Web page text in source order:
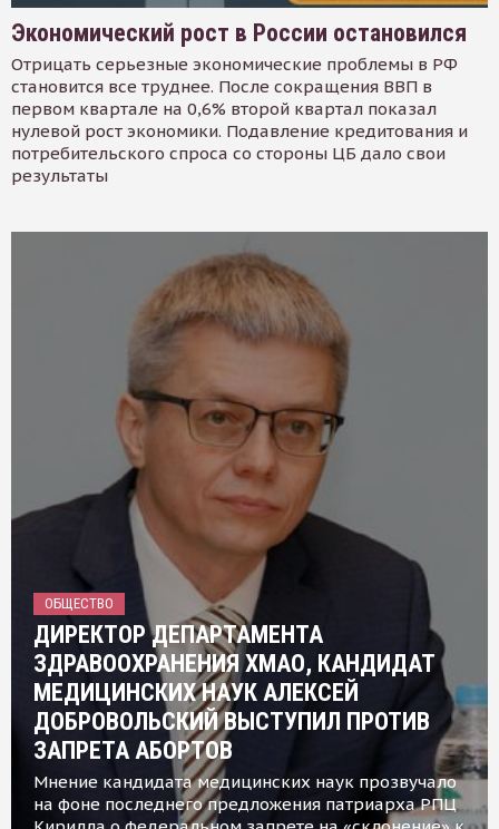
Экономический рост в России остановился
Отрицать серьезные экономические проблемы в РФ
становится все труднее. После сокращения ВВП в
первом квартале на 0,6% второй квартал показал
нулевой рост экономики. Подавление кредитования и
потребительского спроса со стороны ЦБ дало свои
результаты
ОБЩЕСТВО
ДИРЕКТОР ДЕПАРТАМЕНТА
ЗДРАВООХРАНЕНИЯ ХМАО, КАНДИДАТ
МЕДИЦИНСКИХ НАУК АЛЕКСЕЙ
ДОБРОВОЛЬСКИЙ ВЫСТУПИЛ ПРОТИВ
ЗАПРЕТА АБОРТОВ
Мнение кандидата медицинских наук прозвучало
на фоне последнего предложения патриарха РПЦ